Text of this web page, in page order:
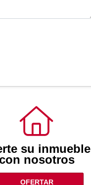
su inmueble
con nosotros
OFERTAR